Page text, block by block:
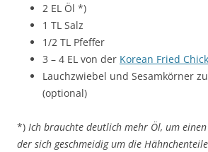
2 EL Öl *)
1 TL Salz
1/2 TL Pfeffer
3 – 4 EL von der Korean Fried
Lauchzwiebel und Sesamkörner
(optional)
*) Ich brauchte deutlich mehr Öl, um einen
der sich geschmeidig um die